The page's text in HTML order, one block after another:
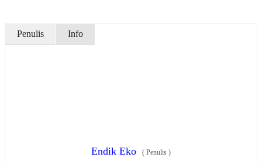
Penulis Info
Endik Eko ( Penulis )